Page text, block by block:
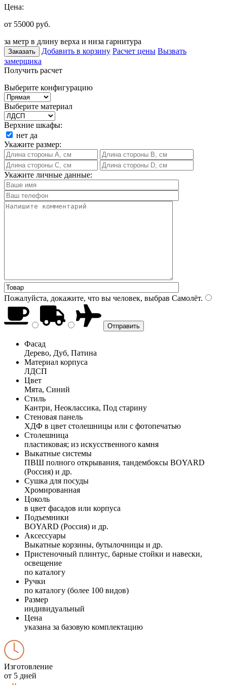
Цена:
от 55000 руб.
за метр в длину верха и низа гарнитура
Заказать Добавить в корзину Расчет цены Вызвать
замерщика
Получить расчет
Выберите конфигурацию
Выберите материал
Верхние шкафы:
нет да
Укажите размер:
Укажите личные данные:
Пожалуйста, докажите, что вы человек, выбрав Самолёт.
Фасад
Дерево, Дуб, Патина
Материал корпуса
ЛДСП
Цвет
Мята, Синий
Стиль
Кантри, Неоклассика, Под старину
Стеновая панель
ХДФ в цвет столешницы или с фотопечатью
Столешница
пластиковая; из искусственного камня
Выкатные системы
ПВШ полного открывания, тандембоксы BOYARD
(Россия) и др.
Сушка для посуды
Хромированная
Цоколь
в цвет фасадов или корпуса
Подъемники
BOYARD (Россия) и др.
Аксессуары
Выкатные корзины, бутылочницы и др.
Пристеночный плинтус, барные стойки и навески,
освещение
по каталогу
Ручки
по каталогу (более 100 видов)
Размер
индивидуальный
Цена
указана за базовую комплектацию
Изготовление
от 5 дней